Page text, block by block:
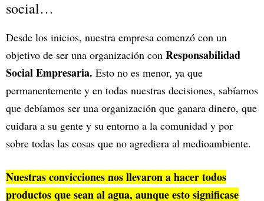
social…
Desde los inicios, nuestra empresa comenzó con un
objetivo de ser una organización con Responsabilidad
Social Empresaria. Esto no es menor, ya que
permanentemente y en todas nuestras decisiones, sabíamos
que debíamos ser una organización que ganara dinero, que
cuidara a su gente y su entorno a la comunidad y por
sobre todas las cosas que no agrediera al medioambiente.
Nuestras convicciones nos llevaron a hacer todos
productos que sean al agua, aunque esto significase